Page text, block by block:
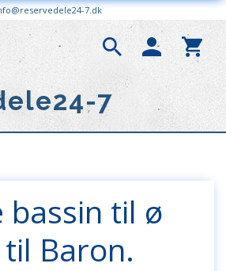
7.dk
7
bassin til ø
Baron.